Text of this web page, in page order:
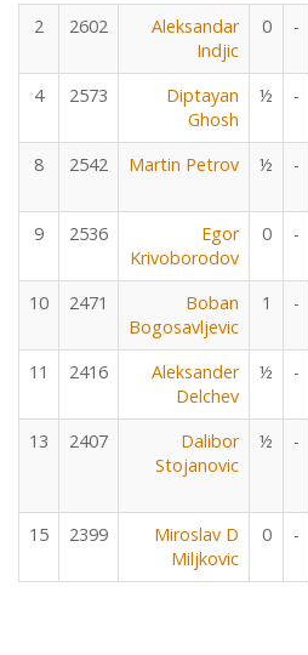
2 2602
Aleksandar
Indjic
0 -
4 2573
Diptayan
Ghosh
½ -
8 2542 Martin Petrov ½ -
9 2536
Egor
Krivoborodov
0 -
10 2471
Boban
Bogosavljevic
1 -
11 2416
Aleksander
Delchev
½ -
13 2407
Dalibor
Stojanovic
½ -
15 2399
Miroslav D
Miljkovic
0 -